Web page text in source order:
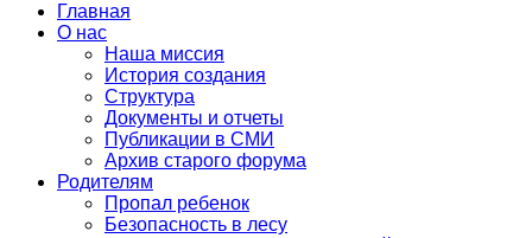
Главная
О нас
Наша миссия
История создания
Структура
Документы и отчеты
Публикации в СМИ
Архив старого форума
Родителям
Пропал ребенок
Безопасность в лесу